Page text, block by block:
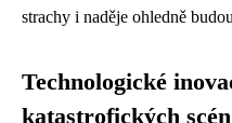
strachy i naděje ohledně
Technologické
katastrofických scén